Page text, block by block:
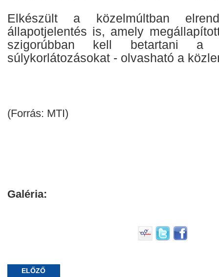
Elkészült a közelmúltban
állapotjelentés is, amely
szigorúbban kell betartani a
súlykorlátozásokat - olvasható a
(Forrás: MTI)
Galéria:
ELŐZŐ